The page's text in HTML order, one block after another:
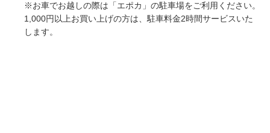
※お車でお越しの際は「エポカ」の駐車場をご利用ください。
1,000円以上お買い上げの方は、駐車料金2時間サービスいた
します。